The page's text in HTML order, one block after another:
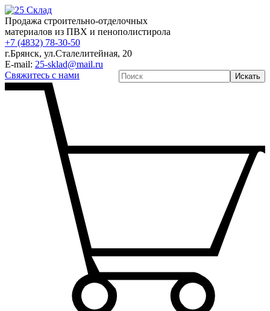
Продажа строительно-отделочных
материалов из ПВХ и пенополистирола
+7 (4832) 78-30-50
г.Брянск, ул.Сталелитейная, 20
E-mail: 25-sklad@mail.ru
Свяжитесь с нами
Искать